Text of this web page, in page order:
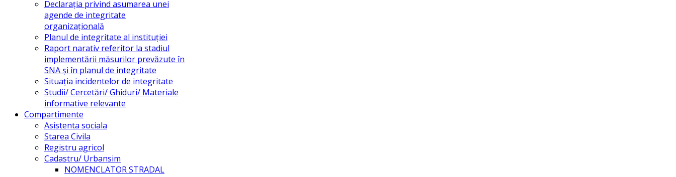
Declarația privind asumarea unei
agende de integritate
organizațională
Planul de integritate al instituției
Raport narativ referitor la stadiul
implementării măsurilor prevăzute în
SNA și în planul de integritate
Situația incidentelor de integritate
Studii/ Cercetări/ Ghiduri/ Materiale
informative relevante
Compartimente
Asistenta sociala
Starea Civila
Registru agricol
Cadastru/ Urbansim
NOMENCLATOR STRADAL